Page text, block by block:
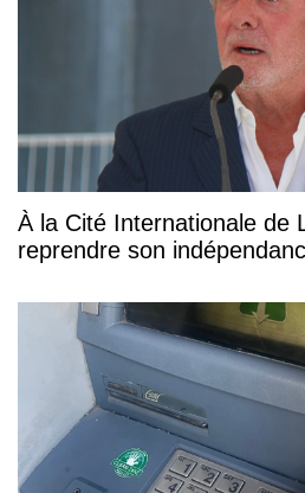
À la Cité Internationale de
reprendre son